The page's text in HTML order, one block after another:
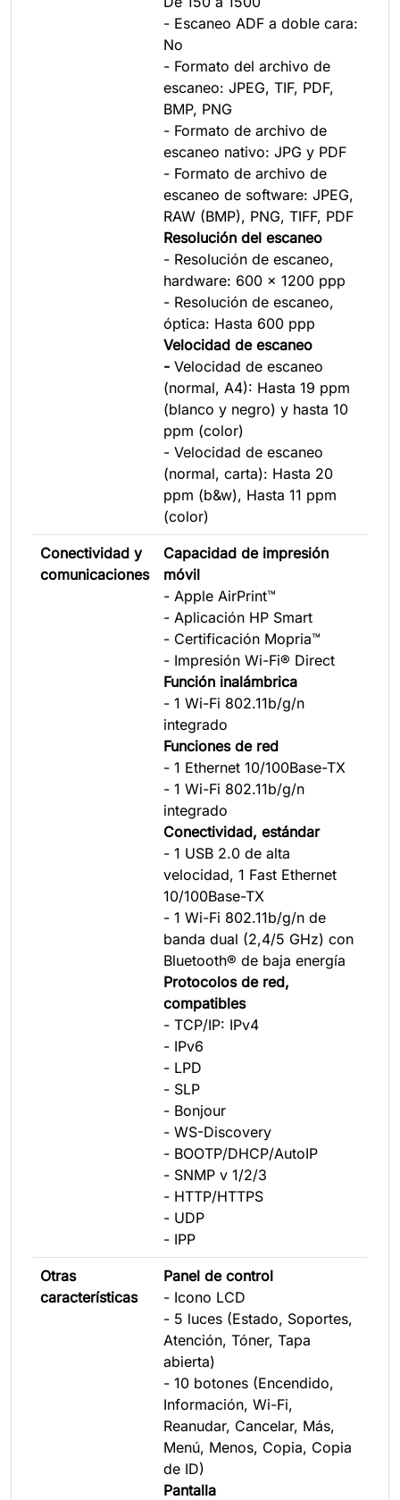
- Escaneo ADF a doble cara:
No
- Formato del archivo de
escaneo: JPEG, TIF, PDF,
BMP, PNG
- Formato de archivo de
escaneo nativo: JPG y PDF
- Formato de archivo de
escaneo de software: JPEG,
RAW (BMP), PNG, TIFF, PDF
Resolución del escaneo
- Resolución de escaneo,
hardware: 600 x 1200 ppp
- Resolución de escaneo,
óptica: Hasta 600 ppp
Velocidad de escaneo
- Velocidad de escaneo
(normal, A4): Hasta 19 ppm
(blanco y negro) y hasta 10
ppm (color)
- Velocidad de escaneo
(normal, carta): Hasta 20
ppm (b&w), Hasta 11 ppm
(color)
Conectividad y
comunicaciones
Capacidad de impresión
móvil
- Apple AirPrint™
- Aplicación HP Smart
- Certificación Mopria™
- Impresión Wi-Fi® Direct
Función inalámbrica
- 1 Wi-Fi 802.11b/g/n
integrado
Funciones de red
- 1 Ethernet 10/100Base-TX
- 1 Wi-Fi 802.11b/g/n
integrado
Conectividad, estándar
- 1 USB 2.0 de alta
velocidad, 1 Fast Ethernet
10/100Base-TX
- 1 Wi-Fi 802.11b/g/n de
banda dual (2,4/5 GHz) con
Bluetooth® de baja energía
Protocolos de red,
compatibles
- TCP/IP: IPv4
- IPv6
- LPD
- SLP
- Bonjour
- WS-Discovery
- BOOTP/DHCP/AutoIP
- SNMP v 1/2/3
- HTTP/HTTPS
- UDP
- IPP
Otras
características
Panel de control
- Icono LCD
- 5 luces (Estado, Soportes,
Atención, Tóner, Tapa
abierta)
- 10 botones (Encendido,
Información, Wi-Fi,
Reanudar, Cancelar, Más,
Menú, Menos, Copia, Copia
de ID)
Pantalla